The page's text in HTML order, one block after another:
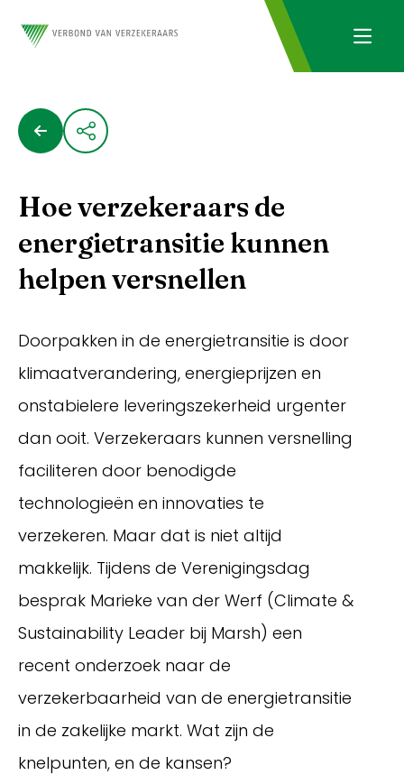
Inloggen
Hoe verzekeraars de
energietransitie kunnen
helpen versnellen
Doorpakken in de energietransitie is door
klimaatverandering, energieprijzen en
onstabielere leveringszekerheid urgenter
dan ooit. Verzekeraars kunnen versnelling
faciliteren door benodigde
technologieën en innovaties te
verzekeren. Maar dat is niet altijd
makkelijk. Tijdens de Verenigingsdag
besprak Marieke van der Werf (Climate &
Sustainability Leader bij Marsh) een
recent onderzoek naar de
verzekerbaarheid van de energietransitie
in de zakelijke markt. Wat zijn de
knelpunten, en de kansen?